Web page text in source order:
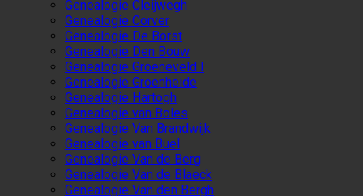
Genealogie Cleijwegh
Genealogie Corver
Genealogie De Borst
Genealogie Den Bouw
Genealogie Groeneveld I
Genealogie Groenheide
Genealogie Hartogh
Genealogie van Boles
Genealogie Van Brandwijk
Genealogie van Buel
Genealogie Van de Berg
Genealogie Van de Blaeck
Genealogie Van den Bergh